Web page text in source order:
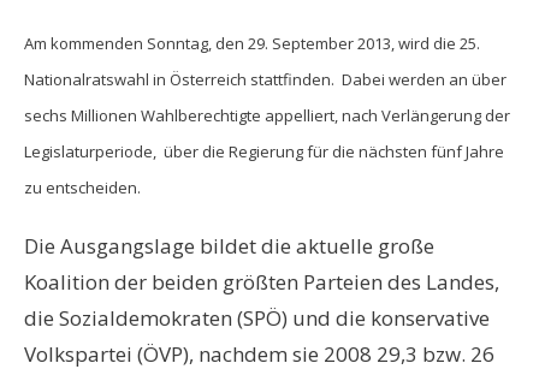
Am kommenden Sonntag, den 29. September 2013, wird die 25.
Nationalratswahl in Österreich stattfinden. Dabei werden an über
sechs Millionen Wahlberechtigte appelliert, nach Verlängerung der
Legislaturperiode, über die Regierung für die nächsten fünf Jahre
zu entscheiden.
Die Ausgangslage bildet die aktuelle große
Koalition der beiden größten Parteien des Landes,
die Sozialdemokraten (SPÖ) und die konservative
Volkspartei (ÖVP), nachdem sie 2008 29,3 bzw. 26